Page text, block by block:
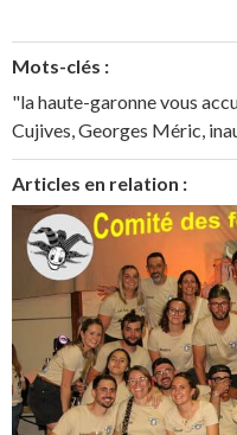
Mots-clés :
"la haute-garonne vous
Cujives,Georges Méric,
Articles en relation :